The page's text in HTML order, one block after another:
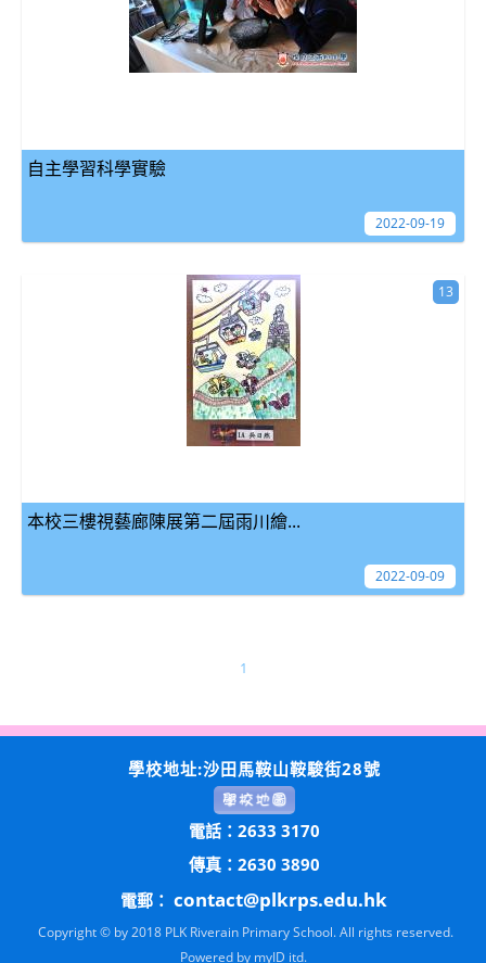
自主學習科學實驗
2022-09-19
本校三樓視藝廊陳展第二屆雨川繪...
13
2022-09-09
1
學校地址:沙田馬鞍山鞍駿街28號
電話：2633 3170
傳真：2630 3890
電郵： contact@plkrps.edu.hk
Copyright © by 2018 PLK Riverain Primary School. All rights reserved.
Powered by myID itd.